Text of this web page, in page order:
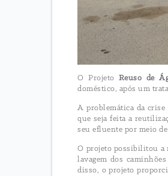
O Projeto Reuso de
doméstico, após um
A problemática da
que seja feita a
seu efluente por meio
O projeto possibilitou a
lavagem dos
disso, o projeto